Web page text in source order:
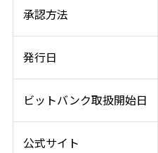
承認方法
発行日
ビットバンク取扱開始日
公式サイト